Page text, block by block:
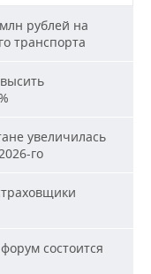
рублей на
транспорта
увеличилась
го
состоится